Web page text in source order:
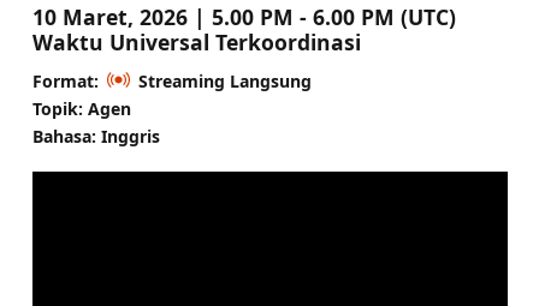
10 Maret, 2026 | 5.00 PM - 6.00 PM (UTC)
Waktu Universal Terkoordinasi
Format:
Streaming Langsung
Topik: Agen
Bahasa: Inggris